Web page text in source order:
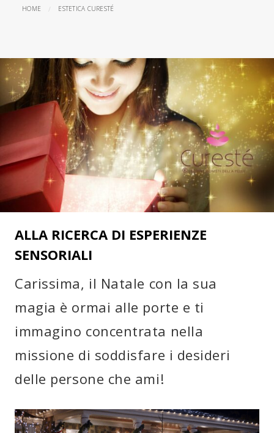
HOME ESTETICA CURESTÉ
ALLA RICERCA DI ESPERIENZE
SENSORIALI
Carissima, il Natale con la sua
magia è ormai alle porte e ti
immagino concentrata nella
missione di soddisfare i desideri
delle persone che ami!